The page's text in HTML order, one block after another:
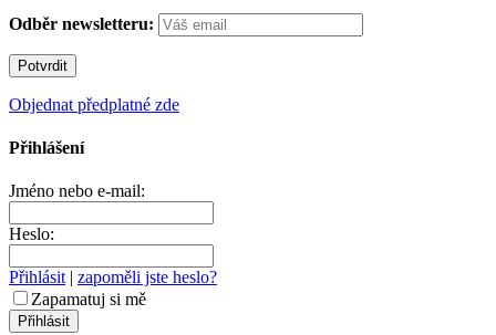
Odběr newsletteru:
Objednat předplatné zde
Přihlášení
Jméno nebo e-mail:
Heslo:
Přihlásit| zapoměli jste heslo?
Zapamatuj si mě